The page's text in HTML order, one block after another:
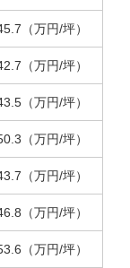
（万円/坪）
（万円/坪）
（万円/坪）
（万円/坪）
（万円/坪）
（万円/坪）
（万円/坪）